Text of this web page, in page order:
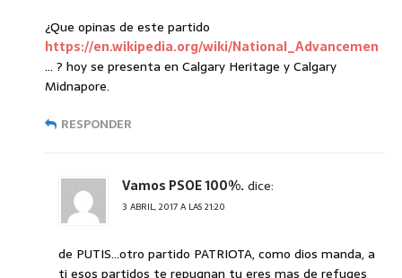
¿Que opinas de este partido
https://en.wikipedia.org/wiki/National_Advancemen
… ? hoy se presenta en Calgary Heritage y Calgary
Midnapore.
RESPONDER
Vamos PSOE 100%.dice:
3 ABRIL, 2017 A LAS 21:20
de PUTIS…otro partido PATRIOTA, como dios manda, a
ti esos partidos te repugnan tu eres mas de refuges